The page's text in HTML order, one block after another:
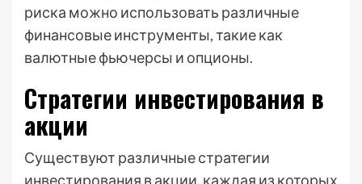
риска можно использовать различные
финансовые инструменты, такие как
валютные фьючерсы и опционы.
Стратегии инвестирования в
акции
Существуют различные стратегии
инвестирования в акции, каждая из которых